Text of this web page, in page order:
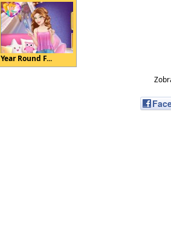
Year Round F...